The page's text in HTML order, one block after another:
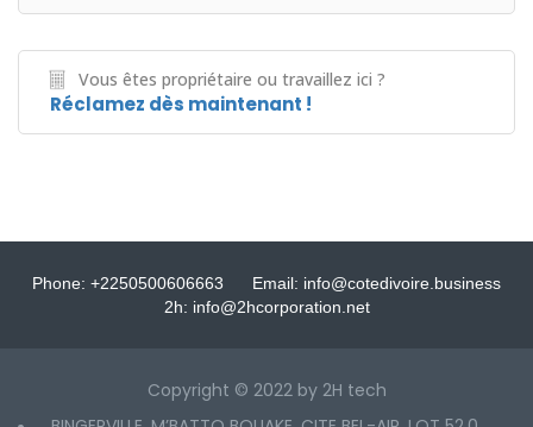
Vous êtes propriétaire ou travaillez ici ?
Réclamez dès maintenant !
Phone: +2250500606663
Email: info@cotedivoire.business
2h: info@2hcorporation.net
Copyright © 2022 by 2H tech